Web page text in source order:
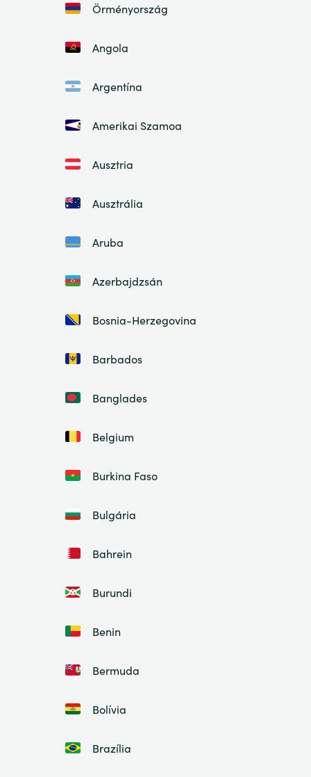
Örményország
Angola
Argentína
Amerikai Szamoa
Ausztria
Ausztrália
Aruba
Azerbajdzsán
Bosnia-Herzegovina
Barbados
Banglades
Belgium
Burkina Faso
Bulgária
Bahrein
Burundi
Benin
Bermuda
Bolívia
Brazília